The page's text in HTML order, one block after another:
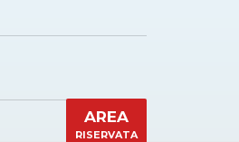
AREA
RISERVATA